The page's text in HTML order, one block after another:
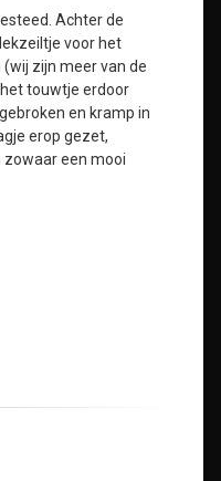
Achter de
voor het
(wij zijn meer van de
het touwtje erdoor
en kramp in
erop gezet,
een mooi